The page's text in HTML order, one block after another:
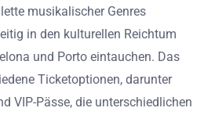
musikalischer Genres
in den kulturellen Reichtum
und Porto eintauchen. Das
Ticketoptionen, darunter
VIP-Pässe, die unterschiedlichen